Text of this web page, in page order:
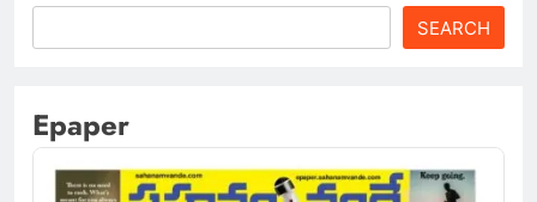
SEARCH
Epaper